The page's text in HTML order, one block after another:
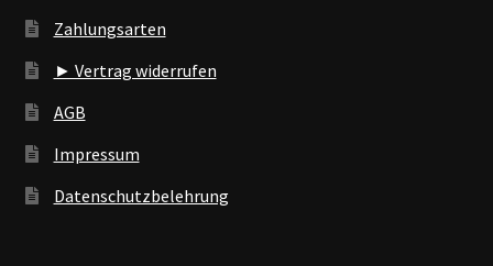
Zahlungsarten
► Vertrag widerrufen
AGB
Impressum
Datenschutzbelehrung